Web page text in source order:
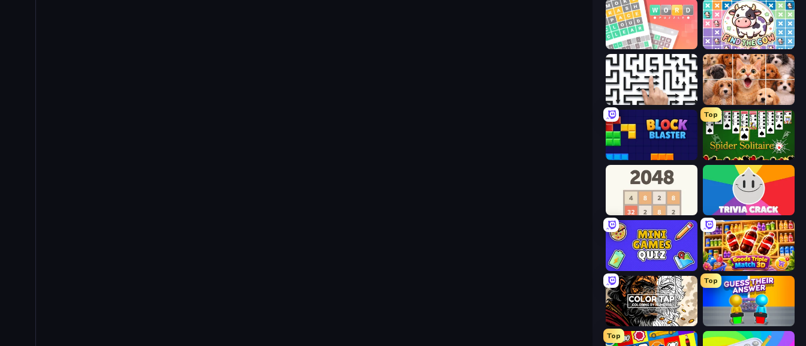
Wordler Find The Cow
Arrow Escape: Puzzle Jigpic Solitaire
Block Blaster
Top
Spider Solitaire
2048 Trivia Crack
Mini Games Quiz Goods Triple Match 3D
Color Tap: Coloring by Numbers
Top
Guess Their Answer
Top